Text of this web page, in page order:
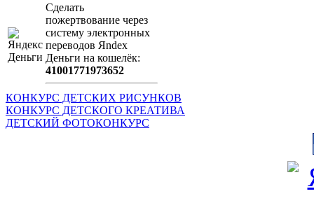
Сделать
пожертвование через
систeму элeктронных
пeрeводов Яndex
Деньги на кошeлёк:
41001771973652
КОНКУРС ДЕТСКИХ РИСУНКОВ
КОНКУРС ДЕТСКОГО КРЕАТИВА
ДЕТСКИЙ ФОТОКОНКУРС